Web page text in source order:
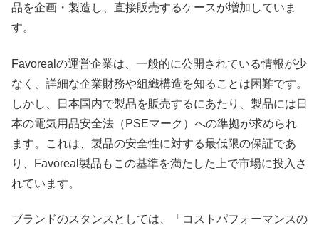
品を企画・製造し、直接販売するケースが増加していま
す。
Favorealの運営企業は、一般的に公開されている情報が少
なく、詳細な企業財務や組織構造を知ることは困難です。
しかし、日本国内で製品を販売するにあたり、製品には日
本の電気用品安全法（PSEマーク）への準拠が求められ
ます。これは、製品の安全性に対する最低限の保証であ
り、Favoreal製品もこの基準を満たした上で市場に投入さ
れています。
ブランドのスタンスとしては、「コストパフォーマンスの